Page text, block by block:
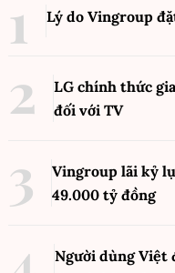
Lý do Vingroup
LG chính thức
đối với TV
Vingroup lãi kỷ
49.000 tỷ đồng
Người dùng Việt